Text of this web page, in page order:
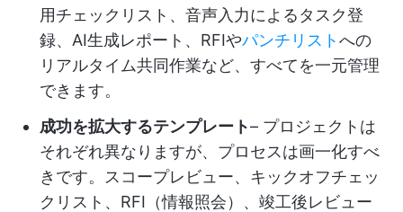
用チェックリスト、音声入力によるタスク登
録、AI生成レポート、RFIやパンチリストへの
リアルタイム共同作業など、すべてを一元管理
できます。
成功を拡大するテンプレート– プロジェクトは
それぞれ異なりますが、プロセスは画一化すべ
きです。スコープレビュー、キックオフチェッ
クリスト、RFI（情報照会）、竣工後レビュー